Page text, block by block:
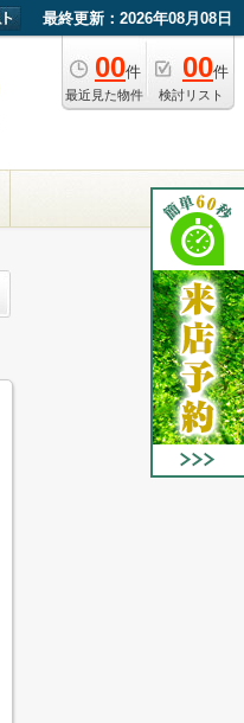
最終更新：2026年08月08日
00件
最近見た物件
00件
検討リスト